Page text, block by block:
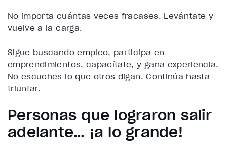
No importa cuántas veces fracases. Levántate y
vuelve a la carga.
Sigue buscando empleo, participa en
emprendimientos, capacítate, y gana experiencia.
No escuches lo que otros digan. Continúa hasta
triunfar.
Personas que lograron salir
adelante… ¡a lo grande!